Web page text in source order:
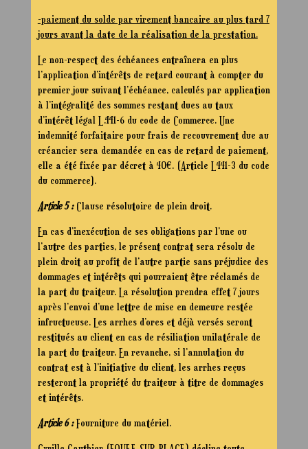
-paiement du solde par virement bancaire au plus tard 7
jours avant la date de la réalisation de la prestation.
Le non-respect des échéances entraînera en plus
l’application d’intérêts de retard courant à compter du
premier jour suivant l’échéance, calculés par application
à l’intégralité des sommes restant dues au taux
d’intérêt légal L.441-6 du code de Commerce. Une
indemnité forfaitaire pour frais de recouvrement due au
créancier sera demandée en cas de retard de paiement,
elle a été fixée par décret à 40€. (Article L441-3 du code
du commerce).
Article 5 : Clause résolutoire de plein droit.
En cas d’inexécution de ses obligations par l’une ou
l’autre des parties, le présent contrat sera résolu de
plein droit au profit de l’autre partie sans préjudice des
dommages et intérêts qui pourraient être réclamés de
la part du traiteur. La résolution prendra effet 7 jours
après l’envoi d’une lettre de mise en demeure restée
infructueuse. Les arrhes d’ores et déjà versés seront
restitués au client en cas de résiliation unilatérale de
la part du traiteur. En revanche, si l’annulation du
contrat est à l’initiative du client, les arrhes reçus
resteront la propriété du traiteur à titre de dommages
et intérêts.
Article 6 : Fourniture du matériel.